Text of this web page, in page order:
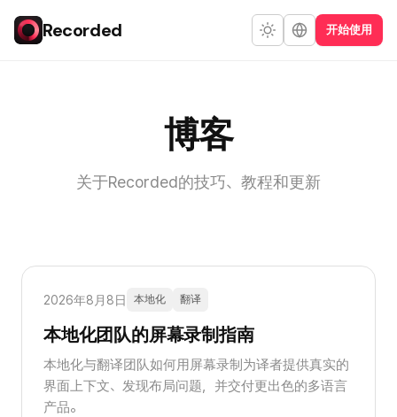
Recorded 开始使用
博客
关于Recorded的技巧、教程和更新
2026年8月8日 本地化 翻译
本地化团队的屏幕录制指南
本地化与翻译团队如何用屏幕录制为译者提供真实的
界面上下文、发现布局问题，并交付更出色的多语言
产品。